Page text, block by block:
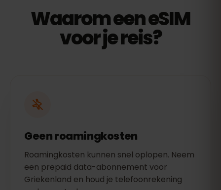
Waarom een eSIM
voor je reis?
Geen roamingkosten
Roamingkosten kunnen snel oplopen. Neem
een prepaid data-abonnement voor
Griekenland en houd je telefoonrekening